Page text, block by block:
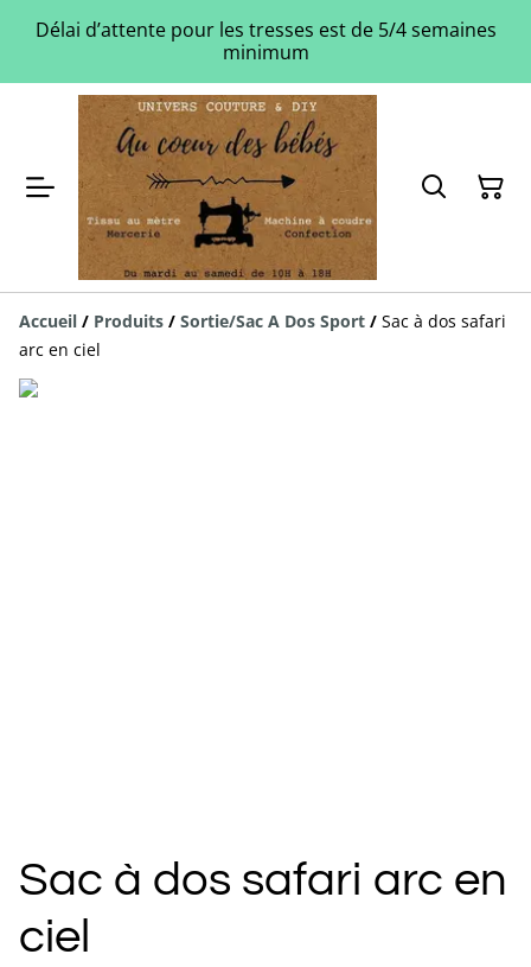
Délai d’attente pour les tresses est de 5/4 semaines
minimum
Accueil / Produits / Sortie/Sac A Dos Sport / Sac à dos safari
arc en ciel
Sac à dos safari arc en
ciel